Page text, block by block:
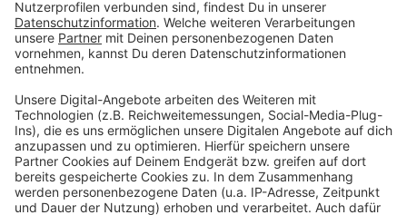
Kreis Mettmann, ein Praktikum.Hiergeht´s zur
Praktikumsbörse.
Mettmann: Polizei schließt Shisha-Bar nach
Kontrolle
Am vergangenen Wochenende hat die Mettmanner
Polizei gemeinsam mit weiteren Behörden
verschiedene Shisha-Bars kontrolliert. Dabei habe es